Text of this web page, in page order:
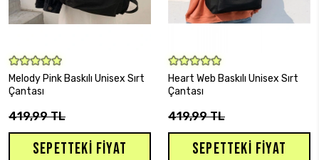
SEPETE EKLE
Melody Pink Baskılı Unisex Sırt
Çantası
419,99 TL
SEPETTEKI FIYAT
SEPETE EKLE
Heart Web Baskılı Unisex Sırt
Çantası
419,99 TL
SEPETTEKI FIYAT